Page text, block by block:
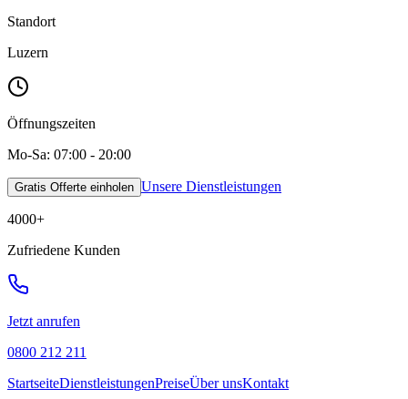
Standort
Luzern
Öffnungszeiten
Mo-Sa: 07:00 - 20:00
Gratis Offerte einholen Unsere Dienstleistungen
4000+
Zufriedene Kunden
Jetzt anrufen
0800 212 211
StartseiteDienstleistungenPreiseÜber unsKontakt